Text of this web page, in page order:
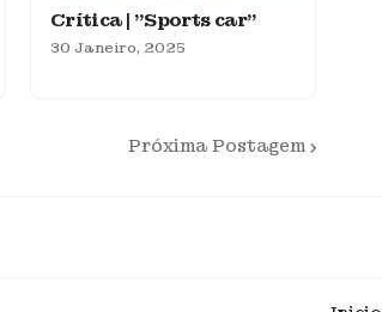
Crítica | "Sports car"
30 Janeiro, 2025
Próxima Postagem